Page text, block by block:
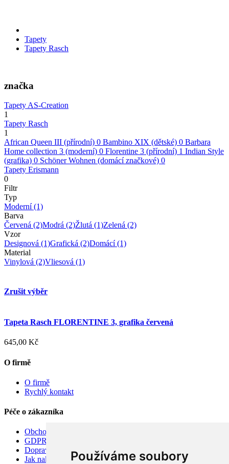
Používáme soubory
Tapety
Tapety Rasch
značka
Tapety AS-Creation
1
Tapety Rasch
1
African Queen III (přírodní) 0 Bambino XIX (dětské) 0 Barbara
Home collection 3 (moderní) 0 Florentine 3 (přírodní) 1 Indian Style
(grafika) 0 Schöner Wohnen (domácí značkové) 0
Tapety Erismann
0
Filtr
Typ
Moderní(1)
Barva
Červená (2)Modrá (2)Žlutá (1)Zelená (2)
Vzor
Designová (1)Grafická (2)Domácí(1)
Material
Vinylová (2)Vliesová (1)
Zrušit výběr
Tapeta Rasch FLORENTINE 3, grafika červená
645,00 Kč
O firmě
O firmě
Rychlý kontakt
Péče o zákazníka
Obchodní podmínky
GDPR
Doprava
Jak nakupovat